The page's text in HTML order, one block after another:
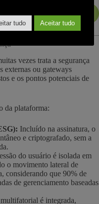
vezes trata a segurança
externas ou gateways
e os pontos potenciais de
da plataforma:
Incluído na assinatura, o
e criptografado, sem a
do usuário é isolada em
o movimento lateral de
considerando que 90% de
de gerenciamento baseadas
é integrada,
tudo Aceitar tudo